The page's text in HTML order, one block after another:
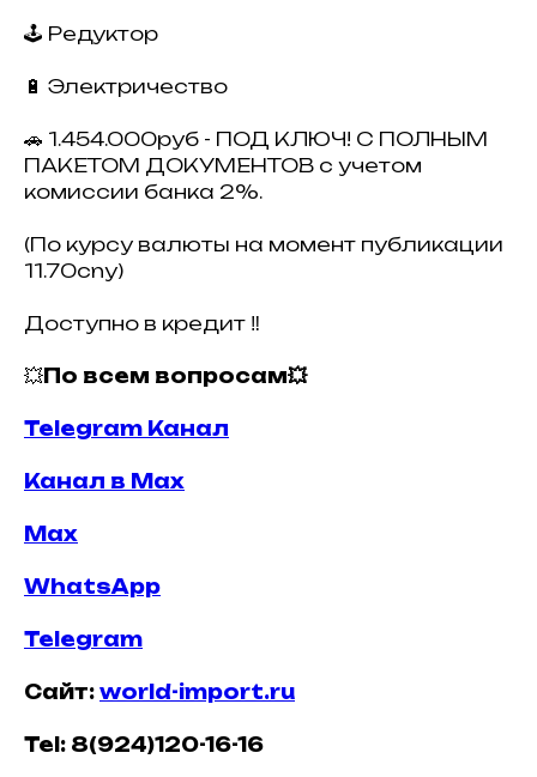
🕹 Редуктор
🔋 Электричество
🚗 1.454.000руб - ПОД КЛЮЧ! С ПОЛНЫМ
ПАКЕТОМ ДОКУМЕНТОВ с учетом
комиссии банка 2%.
(По курсу валюты на момент публикации
11.70cny)
Доступно в кредит ‼️
💥 По всем вопросам💥
Telegram Канал
Канал в Max
Max
WhatsApp
Telegram
Сайт: world-import.ru
Tel: 8(924)120-16-16